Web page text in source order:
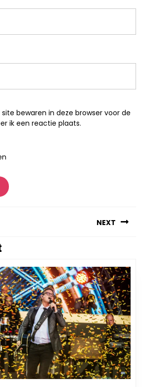
bewaren in deze browser voor de
ik een reactie plaats.
NEXT